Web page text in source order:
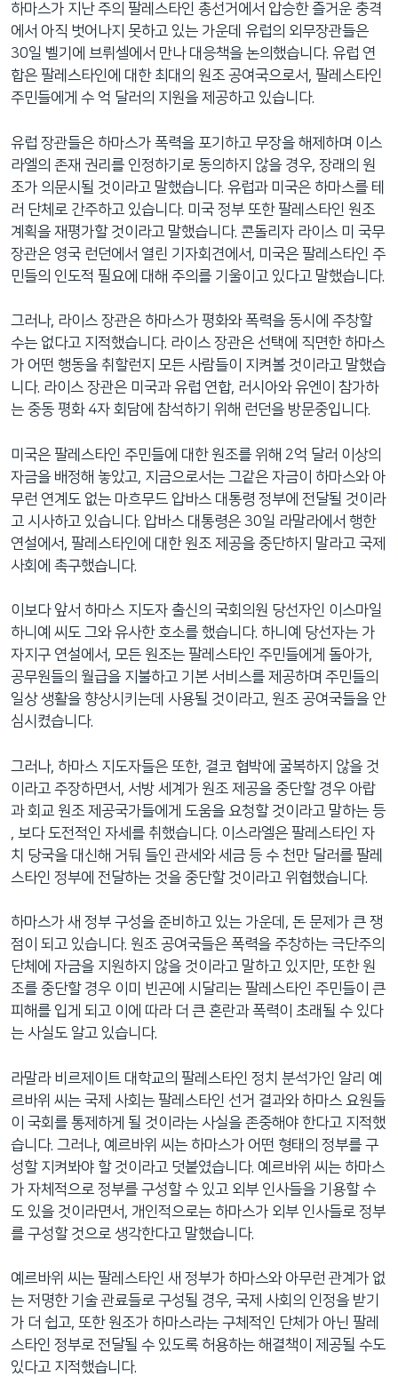
검
색
으
이
하마스가 지난 주의 팔레스타인 총선거에서 압승한 즐거운 충격
에서 아직 벗어나지 못하고 있는 가운데 유럽의 외무장관들은
30일 벨기에 브뤼셀에서 만나 대응책을 논의했습니다. 유럽 연
합은 팔레스타인에 대한 최대의 원조 공여국으로서, 팔레스타인
주민들에게 수 억 달러의 지원을 제공하고 있습니다.
유럽 장관들은 하마스가 폭력을 포기하고 무장을 해제하며 이스
라엘의 존재 권리를 인정하기로 동의하지 않을 경우, 장래의 원
조가 의문시될 것이라고 말했습니다. 유럽과 미국은 하마스를 테
러 단체로 간주하고 있습니다. 미국 정부 또한 팔레스타인 원조
계획을 재평가할 것이라고 말했습니다. 콘돌리자 라이스 미 국무
장관은 영국 런던에서 열린 기자회견에서, 미국은 팔레스타인 주
민들의 인도적 필요에 대해 주의를 기울이고 있다고 말했습니다.
그러나, 라이스 장관은 하마스가 평화와 폭력을 동시에 주창할
수는 없다고 지적했습니다. 라이스 장관은 선택에 직면한 하마스
가 어떤 행동을 취할런지 모든 사람들이 지켜볼 것이라고 말했습
니다. 라이스 장관은 미국과 유럽 연합, 러시아와 유엔이 참가하
는 중동 평화 4자 회담에 참석하기 위해 런던을 방문중입니다.
미국은 팔레스타인 주민들에 대한 원조를 위해 2억 달러 이상의
자금을 배정해 놓았고, 지금으로서는 그같은 자금이 하마스와 아
무런 연계도 없는 마흐무드 압바스 대통령 정부에 전달될 것이라
고 시사하고 있습니다. 압바스 대통령은 30일 라말라에서 행한
연설에서, 팔레스타인에 대한 원조 제공을 중단하지 말라고 국제
사회에 촉구했습니다.
이보다 앞서 하마스 지도자 출신의 국회의원 당선자인 이스마일
하니예 씨도 그와 유사한 호소를 했습니다. 하니예 당선자는 가
자지구 연설에서, 모든 원조는 팔레스타인 주민들에게 돌아가,
공무원들의 월급을 지불하고 기본 서비스를 제공하며 주민들의
일상 생활을 향상시키는데 사용될 것이라고, 원조 공여국들을 안
심시켰습니다.
그러나, 하마스 지도자들은 또한, 결코 협박에 굴복하지 않을 것
이라고 주장하면서, 서방 세계가 원조 제공을 중단할 경우 아랍
과 회교 원조 제공국가들에게 도움을 요청할 것이라고 말하는 등
, 보다 도전적인 자세를 취했습니다. 이스라엘은 팔레스타인 자
치 당국을 대신해 거둬 들인 관세와 세금 등 수 천만 달러를 팔레
스타인 정부에 전달하는 것을 중단할 것이라고 위협했습니다.
하마스가 새 정부 구성을 준비하고 있는 가운데, 돈 문제가 큰 쟁
점이 되고 있습니다. 원조 공여국들은 폭력을 주창하는 극단주의
단체에 자금을 지원하지 않을 것이라고 말하고 있지만, 또한 원
조를 중단할 경우 이미 빈곤에 시달리는 팔레스타인 주민들이 큰
피해를 입게 되고 이에 따라 더 큰 혼란과 폭력이 초래될 수 있다
는 사실도 알고 있습니다.
라말라 비르제이트 대학교의 팔레스타인 정치 분석가인 알리 예
르바위 씨는 국제 사회는 팔레스타인 선거 결과와 하마스 요원들
이 국회를 통제하게 될 것이라는 사실을 존중해야 한다고 지적했
습니다. 그러나, 예르바위 씨는 하마스가 어떤 형태의 정부를 구
성할 지켜봐야 할 것이라고 덧붙였습니다. 예르바위 씨는 하마스
가 자체적으로 정부를 구성할 수 있고 외부 인사들을 기용할 수
도 있을 것이라면서, 개인적으로는 하마스가 외부 인사들로 정부
를 구성할 것으로 생각한다고 말했습니다.
예르바위 씨는 팔레스타인 새 정부가 하마스와 아무런 관계가 없
는 저명한 기술 관료들로 구성될 경우, 국제 사회의 인정을 받기
가 더 쉽고, 또한 원조가 하마스라는 구체적인 단체가 아닌 팔레
스타인 정부로 전달될 수 있도록 허용하는 해결책이 제공될 수도
있다고 지적했습니다.